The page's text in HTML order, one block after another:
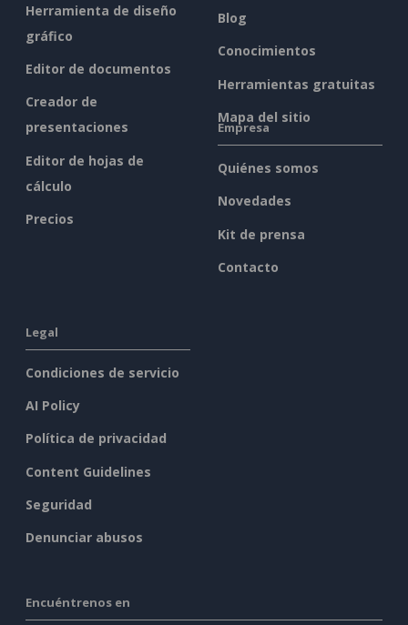
Herramienta de diseño
gráfico
Editor de documentos
Creador de
presentaciones
Editor de hojas de
cálculo
Precios
Blog
Conocimientos
Herramientas gratuitas
Mapa del sitio
Empresa
Quiénes somos
Novedades
Kit de prensa
Contacto
Legal
Condiciones de servicio
AI Policy
Política de privacidad
Content Guidelines
Seguridad
Denunciar abusos
Encuéntrenos en